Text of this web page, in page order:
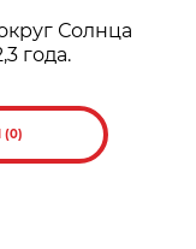
Солнца
года.